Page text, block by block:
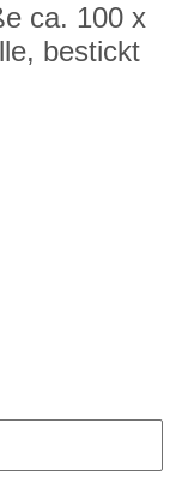
ca. 100 x
bestickt